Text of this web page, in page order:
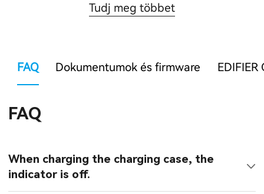
Tudj meg többet
FAQ Dokumentumok és firmware EDIFIER
FAQ
When charging the charging case, the
indicator is off.